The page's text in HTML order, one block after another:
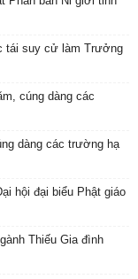
tái suy cử làm Trưởng
cúng dàng các
dàng các trường hạ
hội đại biểu Phật giáo
Thiếu Gia đình